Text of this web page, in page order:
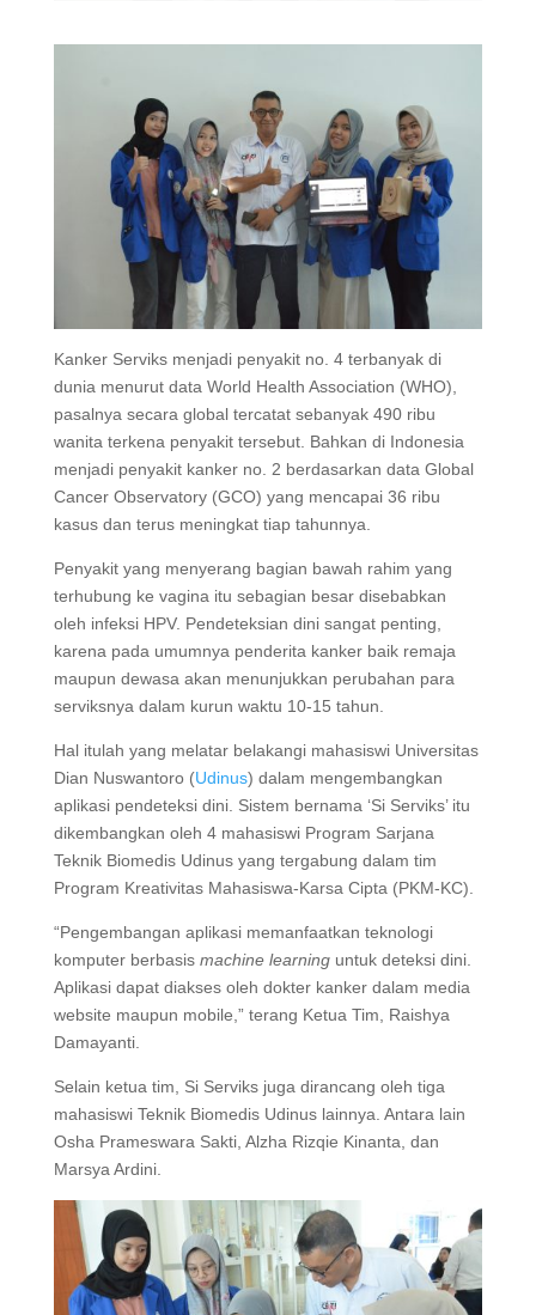
Kanker Serviks menjadi penyakit no. 4 terbanyak di
dunia menurut data World Health Association (WHO),
pasalnya secara global tercatat sebanyak 490 ribu
wanita terkena penyakit tersebut. Bahkan di Indonesia
menjadi penyakit kanker no. 2 berdasarkan data Global
Cancer Observatory (GCO) yang mencapai 36 ribu
kasus dan terus meningkat tiap tahunnya.
Penyakit yang menyerang bagian bawah rahim yang
terhubung ke vagina itu sebagian besar disebabkan
oleh infeksi HPV. Pendeteksian dini sangat penting,
karena pada umumnya penderita kanker baik remaja
maupun dewasa akan menunjukkan perubahan para
serviksnya dalam kurun waktu 10-15 tahun.
Hal itulah yang melatar belakangi mahasiswi Universitas
Dian Nuswantoro (Udinus) dalam mengembangkan
aplikasi pendeteksi dini. Sistem bernama ‘Si Serviks’ itu
dikembangkan oleh 4 mahasiswi Program Sarjana
Teknik Biomedis Udinus yang tergabung dalam tim
Program Kreativitas Mahasiswa-Karsa Cipta (PKM-KC).
“Pengembangan aplikasi memanfaatkan teknologi
komputer berbasis machine learninguntuk deteksi dini.
Aplikasi dapat diakses oleh dokter kanker dalam media
website maupun mobile,” terang Ketua Tim, Raishya
Damayanti.
Selain ketua tim, Si Serviks juga dirancang oleh tiga
mahasiswi Teknik Biomedis Udinus lainnya. Antara lain
Osha Prameswara Sakti, Alzha Rizqie Kinanta, dan
Marsya Ardini.